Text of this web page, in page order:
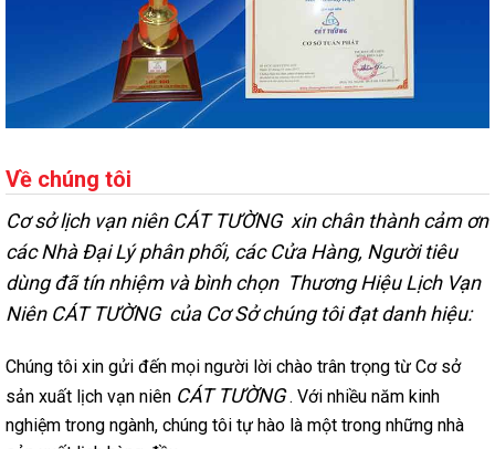
Về chúng tôi
Cơ sở lịch vạn niên CÁT TƯỜNG xin chân thành cảm ơn
các Nhà Đại Lý phân phối, các Cửa Hàng, Người tiêu
dùng đã tín nhiệm và bình chọn Thương Hiệu Lịch Vạn
Niên CÁT TƯỜNG của Cơ Sở chúng tôi đạt danh hiệu:
Chúng tôi xin gửi đến mọi người lời chào trân trọng từ Cơ sở
sản xuất lịch vạn niên CÁT TƯỜNG. Với nhiều năm kinh
nghiệm trong ngành, chúng tôi tự hào là một trong những nhà